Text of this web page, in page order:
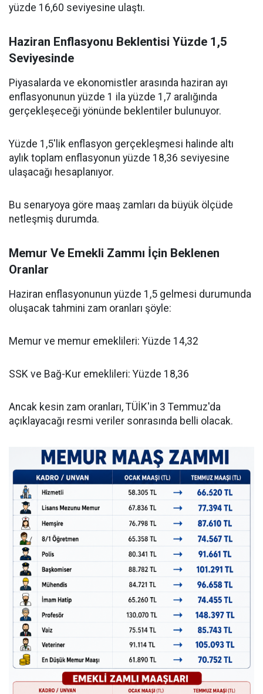
yüzde 16,60 seviyesine ulaştı.
Haziran Enflasyonu Beklentisi Yüzde 1,5
Seviyesinde
Piyasalarda ve ekonomistler arasında haziran ayı
enflasyonunun yüzde 1 ila yüzde 1,7 aralığında
gerçekleşeceği yönünde beklentiler bulunuyor.
Yüzde 1,5'lik enflasyon gerçekleşmesi halinde altı
aylık toplam enflasyonun yüzde 18,36 seviyesine
ulaşacağı hesaplanıyor.
Bu senaryoya göre maaş zamları da büyük ölçüde
netleşmiş durumda.
Memur Ve Emekli Zammı İçin Beklenen
Oranlar
Haziran enflasyonunun yüzde 1,5 gelmesi durumunda
oluşacak tahmini zam oranları şöyle:
Memur ve memur emeklileri: Yüzde 14,32
SSK ve Bağ-Kur emeklileri: Yüzde 18,36
Ancak kesin zam oranları, TÜİK'in 3 Temmuz'da
açıklayacağı resmi veriler sonrasında belli olacak.